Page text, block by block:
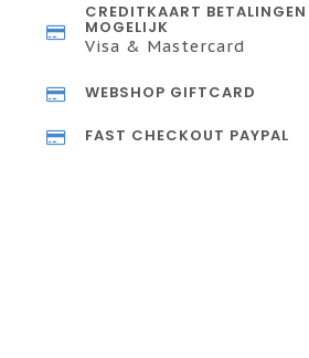
CREDITKAART BETALINGEN
MOGELIJK
Visa & Mastercard
WEBSHOP GIFTCARD
FAST CHECKOUT PAYPAL